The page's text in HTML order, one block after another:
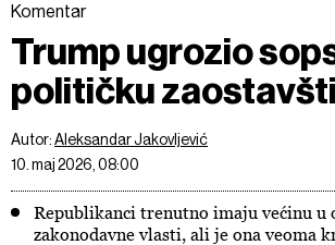
Komentar
Trump ugrozio
političku
Autor:Aleksandar Jakovljević
10. maj 2026, 08:00
Republikanci trenutno imaju većinu u
zakonodavne vlasti, ali je ona veoma